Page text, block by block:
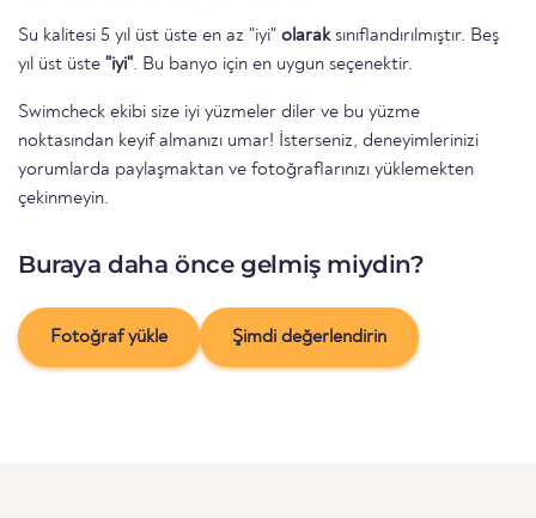
Su kalitesi 5 yıl üst üste en az "iyi" olaraksınıflandırılmıştır. Beş
yıl üst üste "iyi". Bu banyo için en uygun seçenektir.
Swimcheck ekibi size iyi yüzmeler diler ve bu yüzme
noktasından keyif almanızı umar! İsterseniz, deneyimlerinizi
yorumlarda paylaşmaktan ve fotoğraflarınızı yüklemekten
çekinmeyin.
Buraya daha önce gelmiş miydin?
Fotoğraf yükle Şimdi değerlendirin